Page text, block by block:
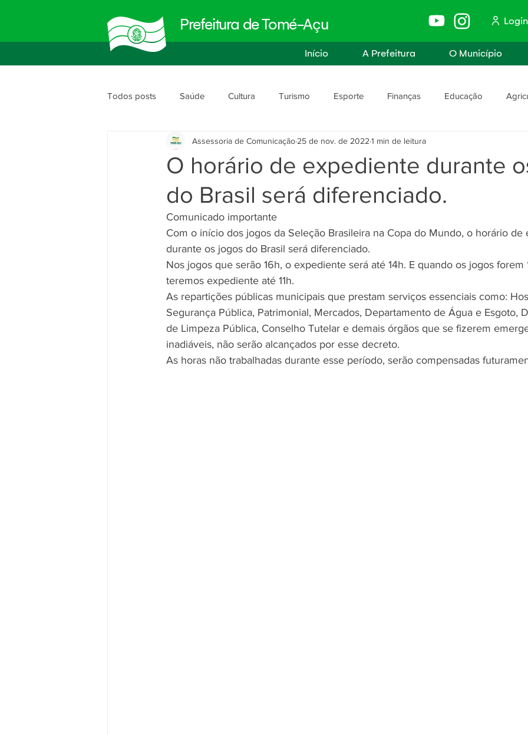
Prefeitura de Tomé-Açu Login
Início A Prefeitura O Município
Todos posts Saúde Cultura Turismo Esporte Finanças Educação
Meio Ambiente Obras e Urbanismo Assistência Social e Trabalho
Planejamento e Gestão segurança Segurança Pública
O horário de expediente durante
do Brasil será diferenciado.
Assessoria de Comunicação 25 de nov. de 2022 1 min de leitura
Comunicado importante
Com o início dos jogos da Seleção Brasileira na Copa do Mundo, o horário de
durante os jogos do Brasil será diferenciado.
Nos jogos que serão 16h, o expediente será até 14h. E quando os jogos forem
teremos expediente até 11h.
As repartições públicas municipais que prestam serviços essenciais como:
Segurança Pública, Patrimonial, Mercados, Departamento de Água e Esgoto,
de Limpeza Pública, Conselho Tutelar e demais órgãos que se fizerem
inadiáveis, não serão alcançados por esse decreto.
As horas não trabalhadas durante esse período, serão compensadas